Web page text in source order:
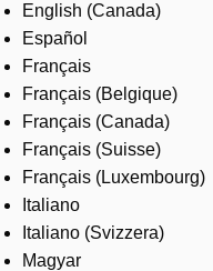
English (Canada)
Español
Français
Français (Belgique)
Français (Canada)
Français (Suisse)
Français (Luxembourg)
Italiano
Italiano (Svizzera)
Magyar